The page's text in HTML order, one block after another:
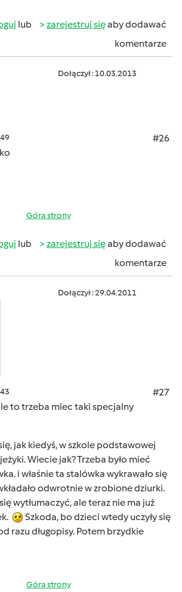
lub zarejestruj sięaby dodawać
komentarze
Dołączył : 10.03.2013
#26
Góra strony
lub zarejestruj sięaby dodawać
komentarze
Dołączył : 29.04.2011
#27
to trzeba miec taki specjalny
jak kiedyś, w szkole podstawowej
Wiecie jak? Trzeba było mieć
i właśnie ta stalówka wykrawało się
odwrotnie w zrobione dziurki.
wytłumaczyć, ale teraz nie ma już
Szkoda, bo dzieci wtedy uczyły się
razu długopisy. Potem brzydkie
Góra strony